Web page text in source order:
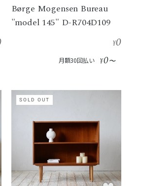
Børge Mogensen Bureau
"model 145" D-R704D109
¥0
月額30回払い ¥0〜
SOLD OUT